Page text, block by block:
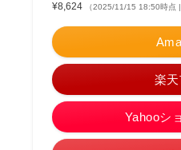
¥8,624
（2025/11/15 18:50時点 |
楽
Yahooシ